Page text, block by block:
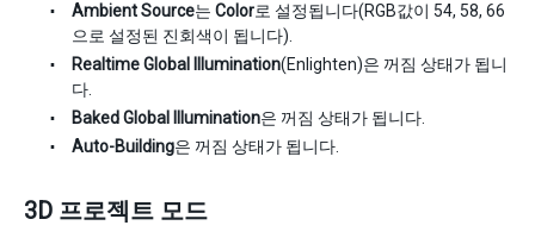
Ambient Source는 Color로 설정됩니다(RGB값이 54, 58, 66
으로 설정된 진회색이 됩니다).
Realtime Global Illumination(Enlighten)은 꺼짐 상태가 됩니
다.
Baked Global Illumination은 꺼짐 상태가 됩니다.
Auto-Building은 꺼짐 상태가 됩니다.
3D 프로젝트 모드